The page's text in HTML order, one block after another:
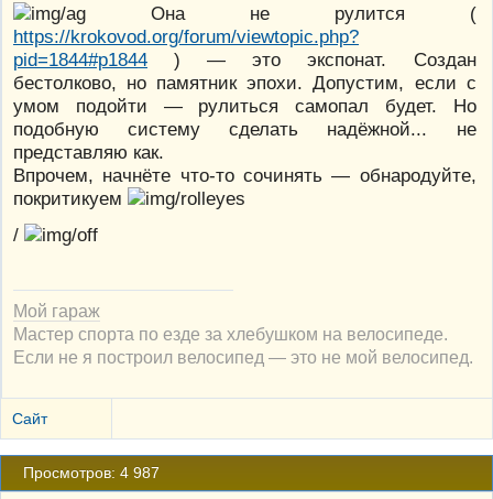
Она не рулится (
https://krokovod.org/forum/viewtopic.php?
pid=1844#p1844 ) — это экспонат. Создан
бестолково, но памятник эпохи. Допустим, если с
умом подойти — рулиться самопал будет. Но
подобную систему сделать надёжной... не
представляю как.
Впрочем, начнёте что-то сочинять — обнародуйте,
покритикуем
/
Мой гараж
Мастер спорта по езде за хлебушком на велосипеде.
Если не я построил велосипед — это не мой велосипед.
Сайт
Просмотров: 4 987